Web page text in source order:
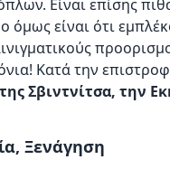
Είναι επίσης
είναι ότι
Κατά την
Σβιντνίτσα, την
Ξενάγηση